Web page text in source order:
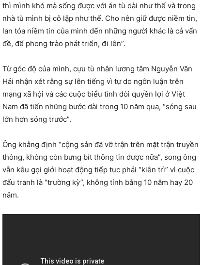
thì mình khó mà sống được với án tù dài như thế và trong
nhà tù mình bị cô lập như thế. Cho nên giữ được niềm tin,
lan tỏa niềm tin của mình đến những người khác là cả vấn
đề, để phong trào phát triển, đi lên”.
Từ góc độ của mình, cựu tù nhân lương tâm Nguyễn Văn
Hải nhận xét rằng sự lên tiếng vì tự do ngôn luận trên
mạng xã hội và các cuộc biểu tình đòi quyền lợi ở Việt
Nam đã tiến những bước dài trong 10 năm qua, “sóng sau
lớn hơn sóng trước”.
Ông khẳng định “cộng sản đã vỡ trận trên mặt trận truyền
thông, không còn bưng bít thông tin được nữa”, song ông
vẫn kêu gọi giới hoạt động tiếp tục phải “kiên trì” vì cuộc
đấu tranh là “trường kỳ”, không tính bằng 10 năm hay 20
năm.